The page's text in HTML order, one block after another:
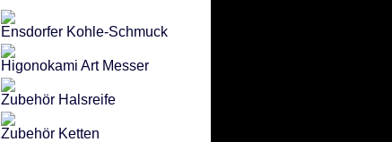
Ensdorfer Kohle-Schmuck
Higonokami Art Messer
Zubehör Halsreife
Zubehör Ketten